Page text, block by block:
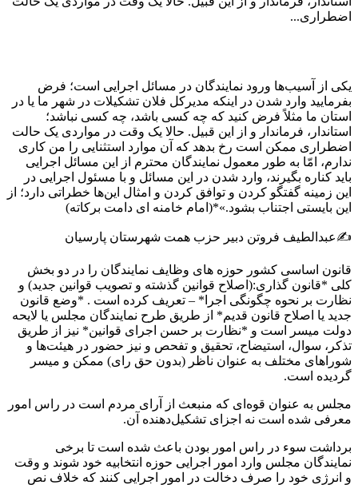
اضطراری...
یکی از آسیب‌ها ورود نمایندگان در مسائل اجرایی است؛ فرض
بفرمایید وارد شدن در اینکه مدیرکل فلان تشکیلات در شهر ما یا در
استان ما مثلاً فرض کنید که چه کسی باشد، چه کسی نباشد؛
استاندار، فرماندار و از این قبیل. حالا یک وقت در مواردی یک حالت
اضطراری ممکن است رخ بدهد که آن موارد استثنایی را من کاری
ندارم، امّا به طور معمول نمایندگان محترم از این مسائل اجرایی
باید کناره بگیرند، وارد شدن در این مسائل و با مسئول اجرایی در
این زمینه گفتگو کردن و توافق کردن و امثال این‌ها خطراتی دارد؛ از
این بایستی اجتناب بشود.»*(امام خامنه ای دامت برکاته)
✍️عبدالطیف فروتن دبیر حزب همت شهرستان پارسیان
قانون اساسی کشور حوزه های وظایف نمایندگان را در دو بخش
کلی *قانون گذاری:(اصلاح قوانین گذشته و تصویب قوانین جدید) و
نظارت بر نحوه چگونگی اجرا* – تعریف کرده است . *وضع قانون
جدید یا اصلاح قانون قدیم* از طریق طرح نمایندگان مجلس یا لایحه
دولت میسر است و *نظارت بر حسن اجرای قوانین* نیز از طریق
تذکر، سوال، استیضاح، تحقیق و تفحص و نیز حضور در هیئت‌ها و
شوراهای مختلف به عنوان ناظر (بدون حق رای) ممکن و میسر
گردیده است.
مجلس به عنوان قوه‌ای که منبعث از آرای مردم است در راس امور
معرفی شده است نه اجزای تشکیل‌دهنده آن.
برداشت سوء در راس امور بودن باعث شده است تا برخی
نمایندگان مجلس وارد امور اجرایی حوزه انتخابیه خود شوند و وقت
و انرژی خود را صرف دخالت در امور اجرایی کنند که خلاف نص